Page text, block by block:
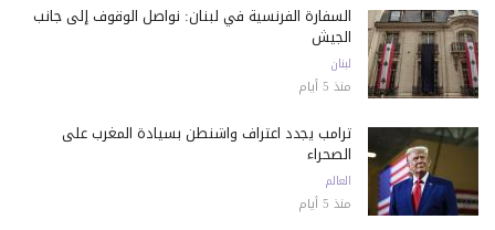
السفارة الفرنسية في لبنان: نواصل الوقوف إلى جانب
الجيش
لبنان
منذ 5 أيام
ترامب يجدد اعتراف واشنطن بسيادة المغرب على
الصحراء
العالم
منذ 5 أيام